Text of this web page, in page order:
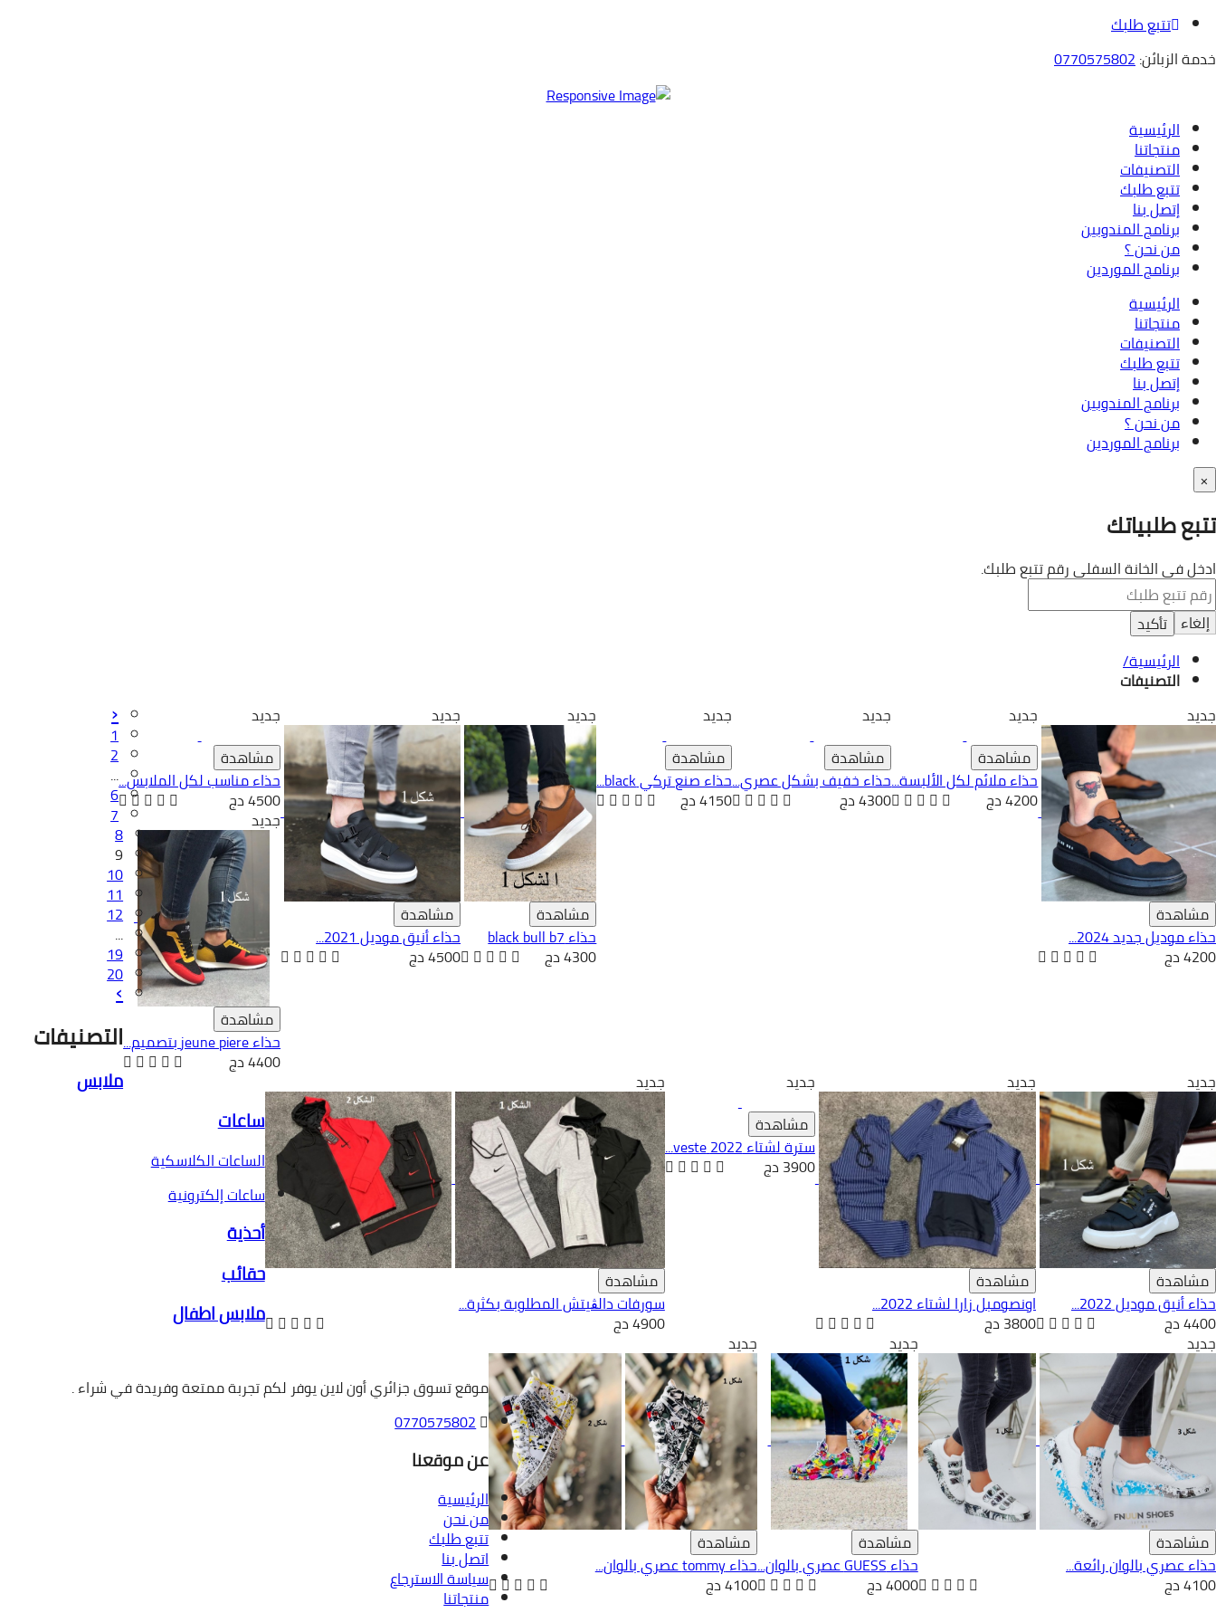
تتبع طلبك
خدمة الزبائن:0770575802
الرئيسية
منتجاتنا
التصنيفات
تتبع طلبك
إتصل بنا
برنامج المندوبين
من نحن ؟
برنامج الموردين
الرئيسية
منتجاتنا
التصنيفات
تتبع طلبك
إتصل بنا
برنامج المندوبين
من نحن ؟
برنامج الموردين
×
تتبع طلبياتك
ادخل في الخانة السفلى رقم تتبع طلبك.
تأكيد إلغاء
الرئيسية/
التصنيفات
جديد
مشاهدة
حذاء موديل جديد 2024...
4200 دج
جديد
مشاهدة
حذاء ملائم لكل الألبسة...
4200 دج
جديد
مشاهدة
حذاء خفيف بشكل عصري...
4300 دج
جديد
مشاهدة
حذاء صنع تركي black...
4150 دج
جديد
مشاهدة
حذاء black bull b7
4300 دج
جديد
مشاهدة
حذاء أنيق موديل 2021...
4500 دج
جديد
مشاهدة
حذاء مناسب لكل الملابس...
4500 دج
جديد
مشاهدة
حذاء jeune piere بتصميم...
4400 دج
جديد
مشاهدة
حذاء أنيق موديل 2022...
4400 دج
جديد
مشاهدة
اونصومبل زارا لشتاء 2022...
3800 دج
جديد
مشاهدة
سترة لشتاء 2022 veste...
3900 دج
جديد
مشاهدة
سورفات دالڨيتش المطلوبة بكثرة...
4900 دج
جديد
مشاهدة
حذاء عصري بالوان رائعة...
4100 دج
جديد
مشاهدة
حذاء GUESS عصري بالوان...
4000 دج
جديد
مشاهدة
حذاء tommy عصري بالوان...
4100 دج
‹
1
2
...
6
7
8
9
10
11
12
...
19
20
›
التصنيفات
ملابس
ساعات
الساعات الكلاسكية
ساعات إلكترونية
أحذية
حقائب
ملابس اطفال
موقع تسوق جزائري أون لاين يوفر لكم تجربة ممتعة وفريدة في شراء .
0770575802
عن موقعنا
الرئيسية
من نحن
تتبع طلبك
اتصل بنا
سياسة الاسترجاع
منتجاتنا